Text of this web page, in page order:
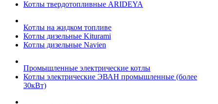
Котлы твердотопливные ARIDEYA
Котлы на жидком топливе
Котлы дизельные Kiturami
Котлы дизельные Navien
Промышленные электрические котлы
Котлы электрические ЭВАН промышленные (более
30кВт)